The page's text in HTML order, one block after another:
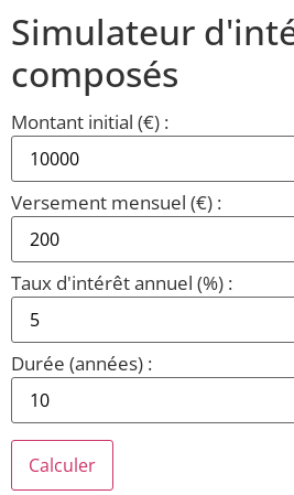
Simulateur
composés
Montant initial (€) :
Versement mensuel (€) :
Taux d'intérêt annuel (%) :
Durée (années) :
Calculer